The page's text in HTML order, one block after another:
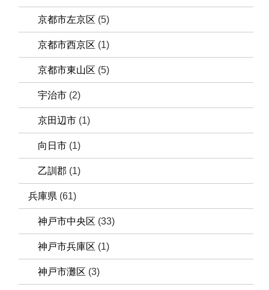
京都市左京区 (5)
京都市西京区 (1)
京都市東山区 (5)
宇治市 (2)
京田辺市 (1)
向日市 (1)
乙訓郡 (1)
兵庫県 (61)
神戸市中央区 (33)
神戸市兵庫区 (1)
神戸市灘区 (3)